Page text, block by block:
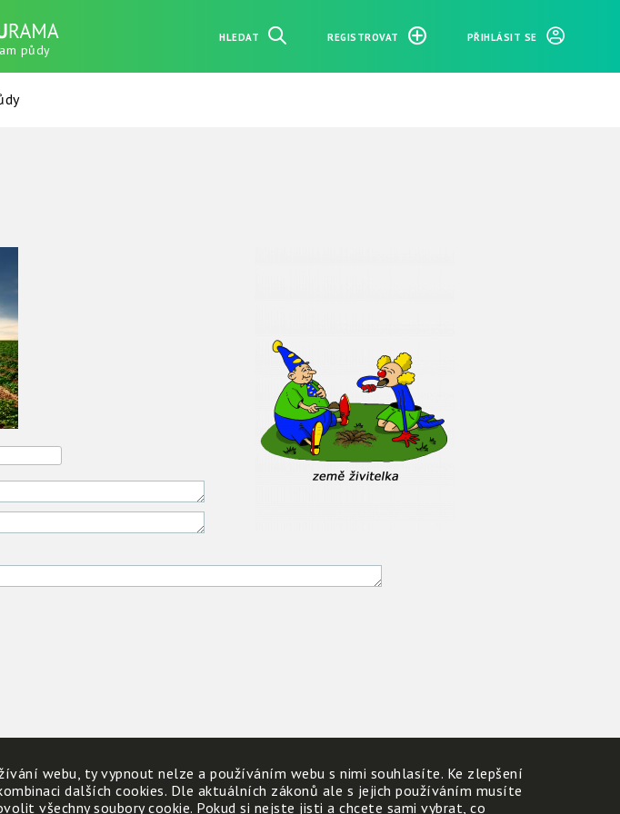
půdy
HLEDAT REGISTROVAT PŘIHLÁSIT SE
webu, ty vypnout nelze a používáním webu s nimi souhlasíte. Ke zlepšení
dalších cookies. Dle aktuálních zákonů ale s jejich používáním musíte
všechny soubory cookie. Pokud si nejste jisti a chcete sami vybrat, co